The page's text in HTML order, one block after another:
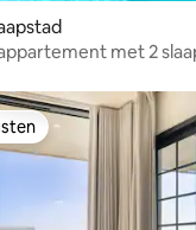
met 2